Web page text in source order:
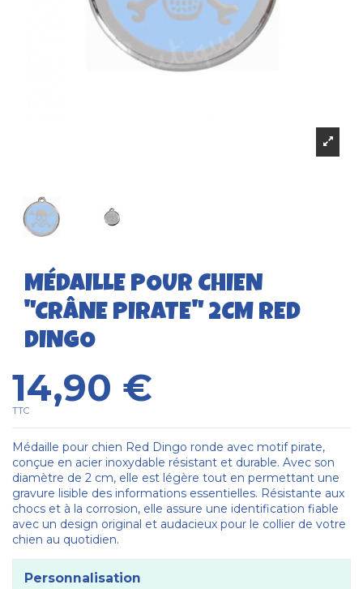
MÉDAILLE POUR CHIEN
"CRÂNE PIRATE" 2CM RED
DINGO
14,90 €
TTC
Médaille pour chien Red Dingo ronde avec motif pirate,
conçue en acier inoxydable résistant et durable. Avec son
diamètre de 2 cm, elle est légère tout en permettant une
gravure lisible des informations essentielles. Résistante aux
chocs et à la corrosion, elle assure une identification fiable
avec un design original et audacieux pour le collier de votre
chien au quotidien.
Personnalisation